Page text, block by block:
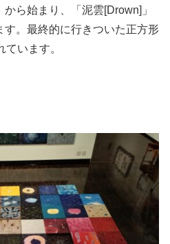
ら始まり、「泥雲[Drown]」
す。最終的に行きついた正方形
います。